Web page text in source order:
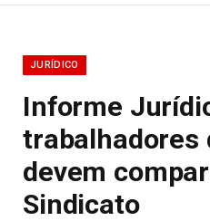
JURÍDICO
Informe
trabalhadores
devem
Sindicato